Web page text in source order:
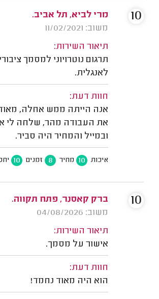
מרי לביא, תל אביב.
משוב: 11/02/2021
תיאור השירות:
תרגום נוטרויוני למסמך
לאנגלית.
חוות דעת:
אנה הייתה ממש אחלה,
את העבודה מהר, שלחה לי
ובמייל והמחיר היה סביר.
איכות 10 מחיר 8 זמנים 10
10
ברק קאסנר, פתח תקווה.
משוב: 04/08/2026
תיאור השירות:
אישור על מסמך.
חוות דעת:
הוא היה מאוד נחמד!
10